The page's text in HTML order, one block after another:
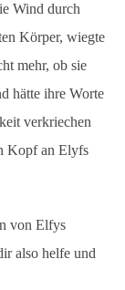
Wind durch
Körper, wiegte
mehr, ob sie
hätte ihre Worte
verkriechen
Kopf an Elyfs
von Elfys
also helfe und